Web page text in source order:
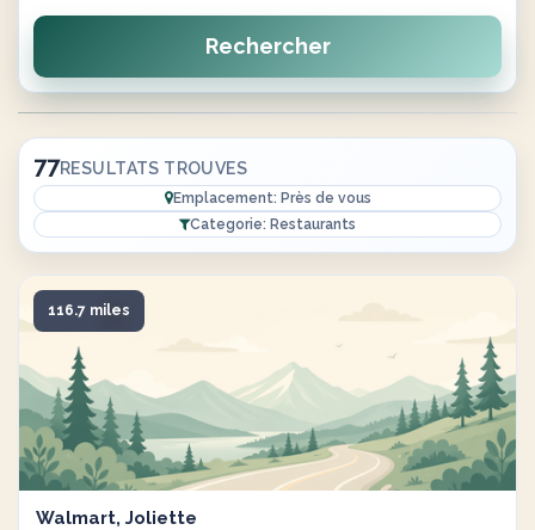
Rechercher
77RESULTATS TROUVES
Emplacement: Près de vous
Categorie: Restaurants
116.7 miles
Walmart, Joliette